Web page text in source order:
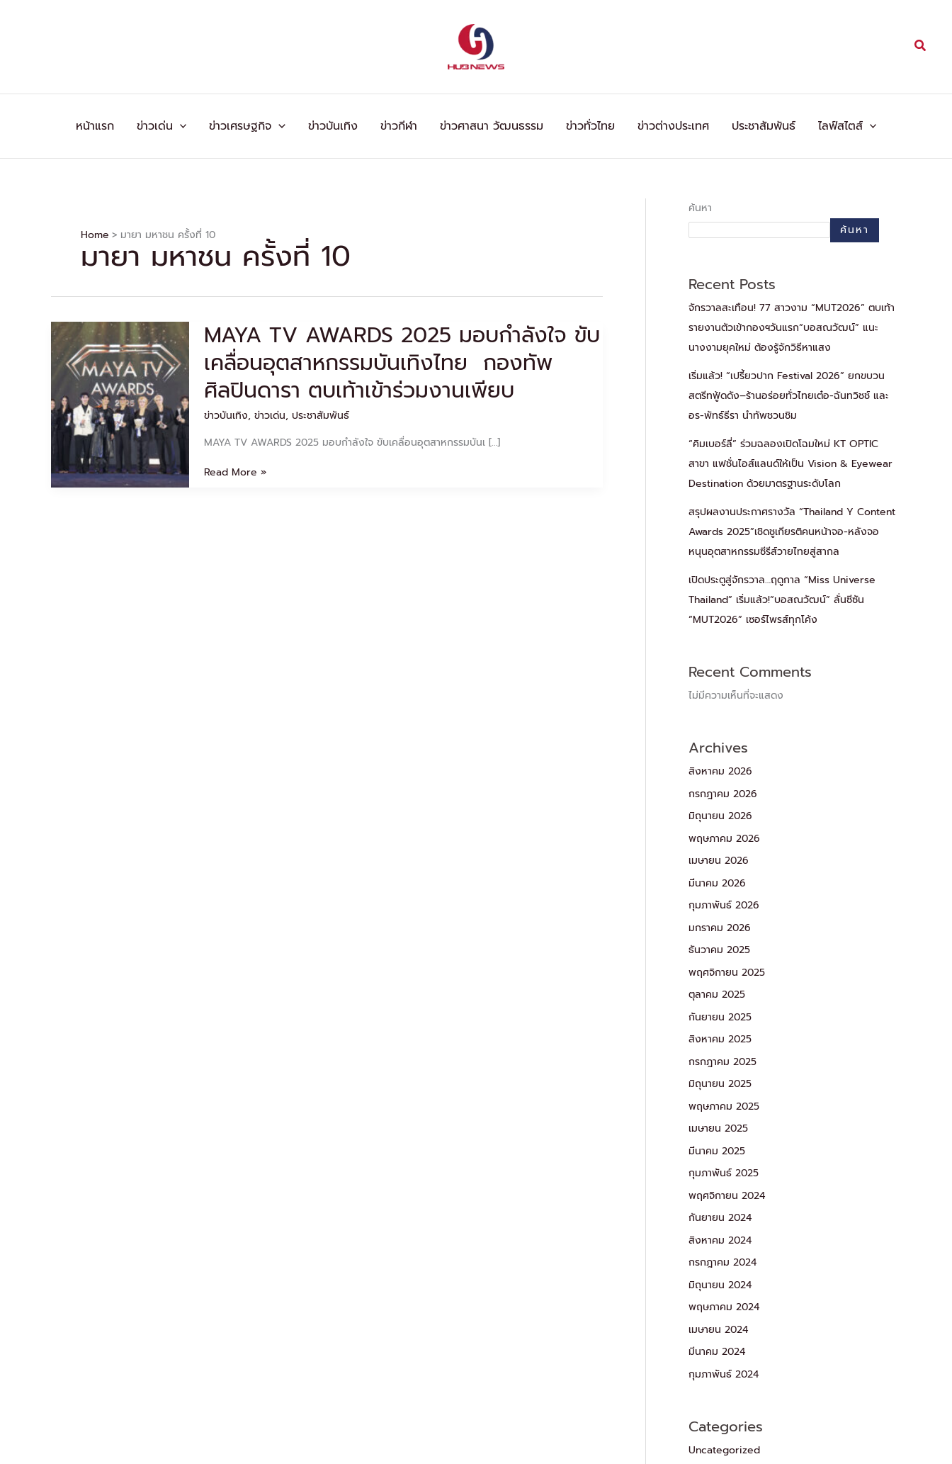
หน้าแรก ข่าวเด่น ข่าวเศรษฐกิจ ข่าวบันเทิง ข่าวกีฬา ข่าวศาสนา วัฒนธรรม ข่าวทั่วไทย ข่าวต่างประเทศ ประชาสัมพันธ์ ไลฟ์สไตส์
Home มายา มหาชน ครั้งที่ 10
มายา มหาชน ครั้งที่ 10
MAYA TV AWARDS 2025 มอบกำลังใจ ขับ
เคลื่อนอุตสาหกรรมบันเทิงไทย กองทัพ
ศิลปินดารา ตบเท้าเข้าร่วมงานเพียบ
ข่าวบันเทิง, ข่าวเด่น, ประชาสัมพันธ์
MAYA TV AWARDS 2025 มอบกำลังใจ ขับเคลื่อนอุตสาหกรรมบันเ […]
MAYA
TV
AWARDS
2025
มอบ
ใจ
เคลื่อน
บันเทิง
Read More »
ค้นหา
ค้นหา
Recent Posts
จักรวาลสะเทือน! 77 สาวงาม “MUT2026” ตบเท้า
รายงานตัวเข้ากองฯวันแรก“บอสณวัฒน์” แนะ
นางงามยุคใหม่ ต้องรู้จักวิธีหาแสง
เริ่มแล้ว! “เปรี้ยวปาก Festival 2026” ยกขบวน
สตรีทฟู้ดดัง–ร้านอร่อยทั่วไทยเต๋อ-ฉันทวิชช์ และ
อร-พัทธ์ธีรา นำทัพชวนชิม
“คิมเบอร์ลี่” ร่วมฉลองเปิดโฉมใหม่ KT OPTIC
สาขา แฟชั่นไอส์แลนด์ให้เป็น Vision & Eyewear
Destination ด้วยมาตรฐานระดับโลก
สรุปผลงานประกาศรางวัล “Thailand Y Content
Awards 2025”เชิดชูเกียรติคนหน้าจอ-หลังจอ
หนุนอุตสาหกรรมซีรีส์วายไทยสู่สากล
เปิดประตูสู่จักรวาล…ฤดูกาล “Miss Universe
Thailand” เริ่มแล้ว!“บอสณวัฒน์” ลั่นซีซัน
“MUT2026” เซอร์ไพรส์ทุกโค้ง
Recent Comments
ไม่มีความเห็นที่จะแสดง
Archives
สิงหาคม 2026
กรกฎาคม 2026
มิถุนายน 2026
พฤษภาคม 2026
เมษายน 2026
มีนาคม 2026
กุมภาพันธ์ 2026
มกราคม 2026
ธันวาคม 2025
พฤศจิกายน 2025
ตุลาคม 2025
กันยายน 2025
สิงหาคม 2025
กรกฎาคม 2025
มิถุนายน 2025
พฤษภาคม 2025
เมษายน 2025
มีนาคม 2025
กุมภาพันธ์ 2025
พฤศจิกายน 2024
กันยายน 2024
สิงหาคม 2024
กรกฎาคม 2024
มิถุนายน 2024
พฤษภาคม 2024
เมษายน 2024
มีนาคม 2024
กุมภาพันธ์ 2024
Categories
Uncategorized